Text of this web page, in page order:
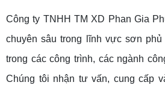
Công ty TNHH TM XD Phan Gia
chuyên sâu trong lĩnh vực sơn
trong các công trình, các ngành
Chúng tôi nhận tư vấn, cung cấp